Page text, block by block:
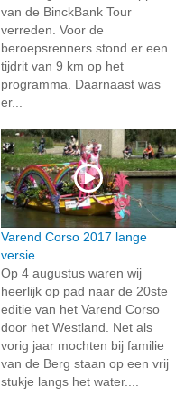
van de BinckBank Tour
verreden. Voor de
beroepsrenners stond er een
tijdrit van 9 km op het
programma. Daarnaast was
er...
Varend Corso 2017 lange
versie
Op 4 augustus waren wij
heerlijk op pad naar de 20ste
editie van het Varend Corso
door het Westland. Net als
vorig jaar mochten bij familie
van de Berg staan op een vrij
stukje langs het water....